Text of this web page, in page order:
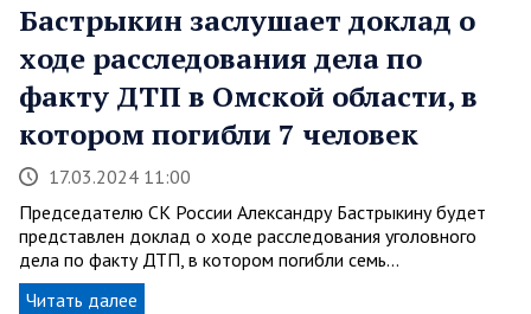
Бастрыкин заслушает доклад о
ходе расследования дела по
факту ДТП в Омской области, в
котором погибли 7 человек
17.03.2024 11:00
Председателю СК России Александру Бастрыкину будет
представлен доклад о ходе расследования уголовного
дела по факту ДТП, в котором погибли семь…
Читать далее